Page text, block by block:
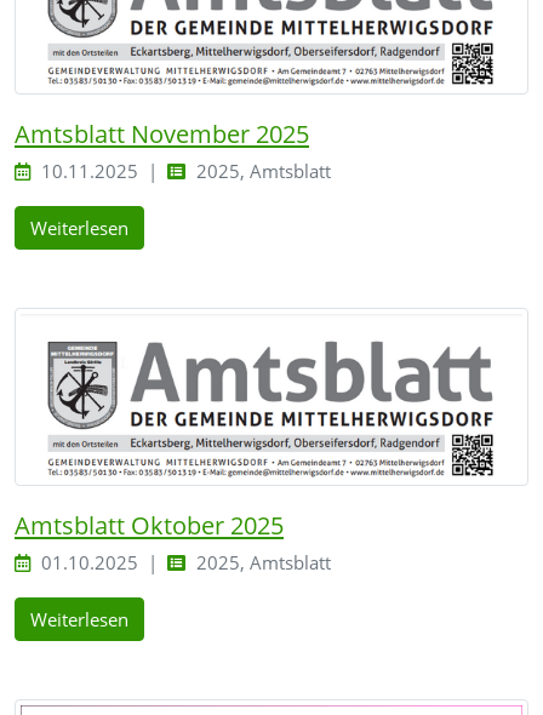
Amtsblatt November 2025
10.11.2025 2025, Amtsblatt
Weiterlesen
Amtsblatt Oktober 2025
01.10.2025 2025, Amtsblatt
Weiterlesen